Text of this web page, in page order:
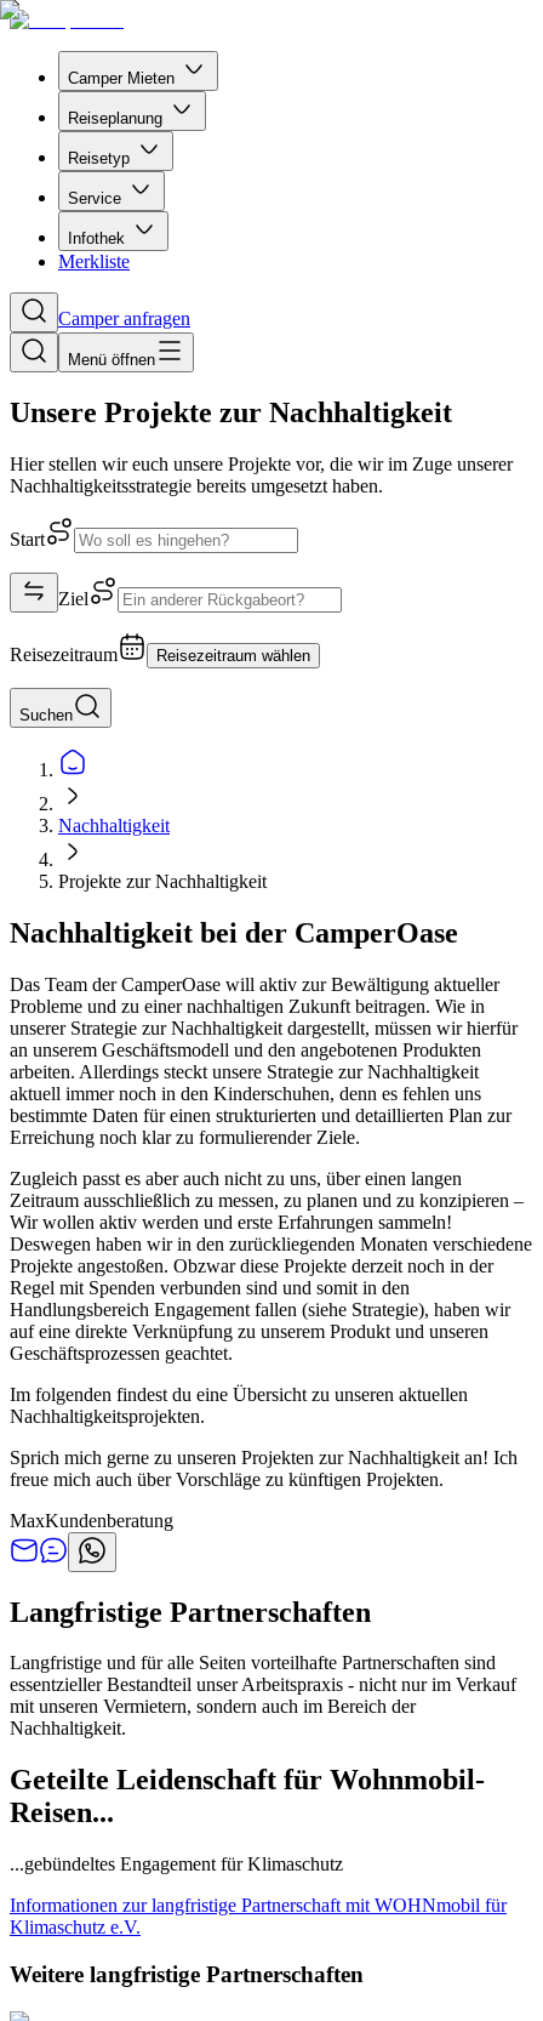
Camper Mieten
Reiseplanung
Reisetyp
Service
Infothek
Merkliste
Camper anfragen
Menü öffnen
Unsere Projekte zur Nachhaltigkeit
Hier stellen wir euch unsere Projekte vor, die wir im Zuge unserer
Nachhaltigkeitsstrategie bereits umgesetzt haben.
Start
Ziel
Reisezeitraum Reisezeitraum wählen
Suchen
Nachhaltigkeit
Projekte zur Nachhaltigkeit
Nachhaltigkeit bei der CamperOase
Das Team der CamperOase will aktiv zur Bewältigung aktueller
Probleme und zu einer nachhaltigen Zukunft beitragen. Wie in
unserer Strategie zur Nachhaltigkeit dargestellt, müssen wir hierfür
an unserem Geschäftsmodell und den angebotenen Produkten
arbeiten. Allerdings steckt unsere Strategie zur Nachhaltigkeit
aktuell immer noch in den Kinderschuhen, denn es fehlen uns
bestimmte Daten für einen strukturierten und detaillierten Plan zur
Erreichung noch klar zu formulierender Ziele.
Zugleich passt es aber auch nicht zu uns, über einen langen
Zeitraum ausschließlich zu messen, zu planen und zu konzipieren –
Wir wollen aktiv werden und erste Erfahrungen sammeln!
Deswegen haben wir in den zurückliegenden Monaten verschiedene
Projekte angestoßen. Obzwar diese Projekte derzeit noch in der
Regel mit Spenden verbunden sind und somit in den
Handlungsbereich Engagement fallen (siehe Strategie), haben wir
auf eine direkte Verknüpfung zu unserem Produkt und unseren
Geschäftsprozessen geachtet.
Im folgenden findest du eine Übersicht zu unseren aktuellen
Nachhaltigkeitsprojekten.
Sprich mich gerne zu unseren Projekten zur Nachhaltigkeit an! Ich
freue mich auch über Vorschläge zu künftigen Projekten.
MaxKundenberatung
Langfristige Partnerschaften
Langfristige und für alle Seiten vorteilhafte Partnerschaften sind
essentzieller Bestandteil unser Arbeitspraxis - nicht nur im Verkauf
mit unseren Vermietern, sondern auch im Bereich der
Nachhaltigkeit.
Geteilte Leidenschaft für Wohnmobil-
Reisen...
...gebündeltes Engagement für Klimaschutz
Informationen zur langfristige Partnerschaft mit WOHNmobil für
Klimaschutz e.V.
Weitere langfristige Partnerschaften